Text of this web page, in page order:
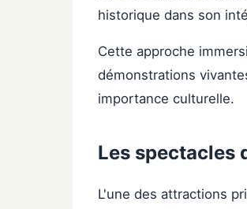
historique dans son
Cette approche
démonstrations
importance culturelle.
Les spectacles
L'une des attractions